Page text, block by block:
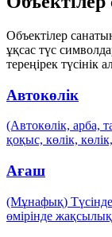
Объектілер
ұқсас түс
тереңірек түсінік
Автокөлік
(Автокөлік, арба,
қоқыс, көлік,
Ағаш
(Мұнафық) Түсінде
өмірінде жақсылық